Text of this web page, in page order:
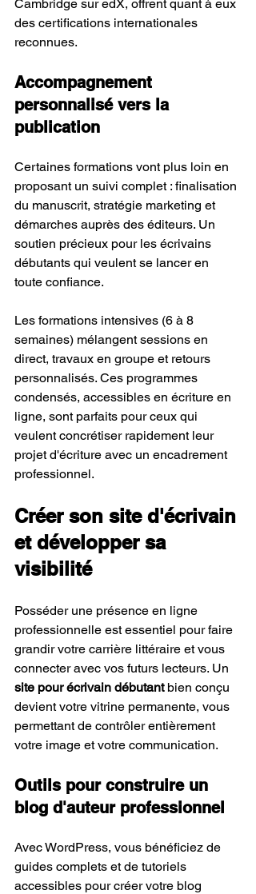
Cambridge sur edX, offrent quant à eux
des certifications internationales
reconnues.
Accompagnement
personnalisé vers la
publication
Certaines formations vont plus loin en
proposant un suivi complet : finalisation
du manuscrit, stratégie marketing et
démarches auprès des éditeurs. Un
soutien précieux pour les écrivains
débutants qui veulent se lancer en
toute confiance.
Les formations intensives (6 à 8
semaines) mélangent sessions en
direct, travaux en groupe et retours
personnalisés. Ces programmes
condensés, accessibles en écriture en
ligne, sont parfaits pour ceux qui
veulent concrétiser rapidement leur
projet d'écriture avec un encadrement
professionnel.
Créer son site d'écrivain
et développer sa
visibilité
Posséder une présence en ligne
professionnelle est essentiel pour faire
grandir votre carrière littéraire et vous
connecter avec vos futurs lecteurs. Un
site pour écrivain débutant bien conçu
devient votre vitrine permanente, vous
permettant de contrôler entièrement
votre image et votre communication.
Outils pour construire un
blog d'auteur professionnel
Avec WordPress, vous bénéficiez de
guides complets et de tutoriels
accessibles pour créer votre blog